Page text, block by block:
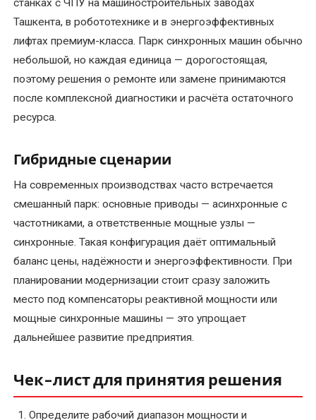
станках с ЧПУ на машиностроительных заводах
Ташкента, в робототехнике и в энергоэффективных
лифтах премиум-класса. Парк синхронных машин обычно
небольшой, но каждая единица — дорогостоящая,
поэтому решения о ремонте или замене принимаются
после комплексной диагностики и расчёта остаточного
ресурса.
Гибридные сценарии
На современных производствах часто встречается
смешанный парк: основные приводы — асинхронные с
частотниками, а ответственные мощные узлы —
синхронные. Такая конфигурация даёт оптимальный
баланс цены, надёжности и энергоэффективности. При
планировании модернизации стоит сразу заложить
место под компенсаторы реактивной мощности или
мощные синхронные машины — это упрощает
дальнейшее развитие предприятия.
Чек-лист для принятия решения
Определите рабочий диапазон мощности и